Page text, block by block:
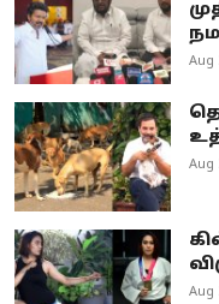
Aug
Aug
Aug